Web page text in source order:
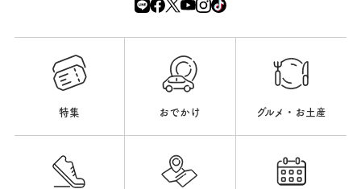
特集 おでかけ グルメ・お土産